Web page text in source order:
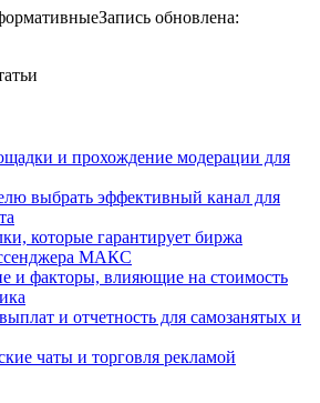
Запись обновлена:
и прохождение модерации для
выбрать эффективный канал для
которые гарантирует биржа
МАКС
и факторы, влияющие на стоимость
и отчетность для самозанятых и
чаты и торговля рекламой